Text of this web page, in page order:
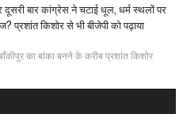
दूसरी बार कांग्रेस ने चटाई धूल, धर्म स्थलों पर
प्रशांत किशोर से भी बीजेपी को पढ़ाया
का बांका बनने के करीब प्रशांत किशोर